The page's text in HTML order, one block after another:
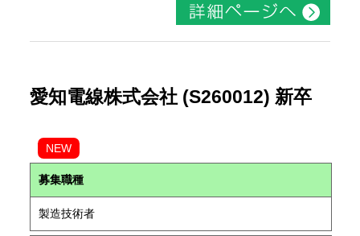
愛知電線株式会社 (S260012) 新卒
NEW
募集職種
製造技術者